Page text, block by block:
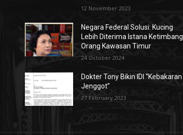
12 November 2023
Negara Federal Solusi: Kucing
Lebih Diterima Istana Ketimbang
Orang Kawasan Timur
24 October 2024
Dokter Tony Bikin IDI “Kebakaran
Jenggot”
27 February 2023